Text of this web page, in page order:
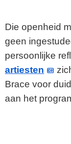
Die openheid
geen
persoonlijke
artiesten
Brace voor
aan het